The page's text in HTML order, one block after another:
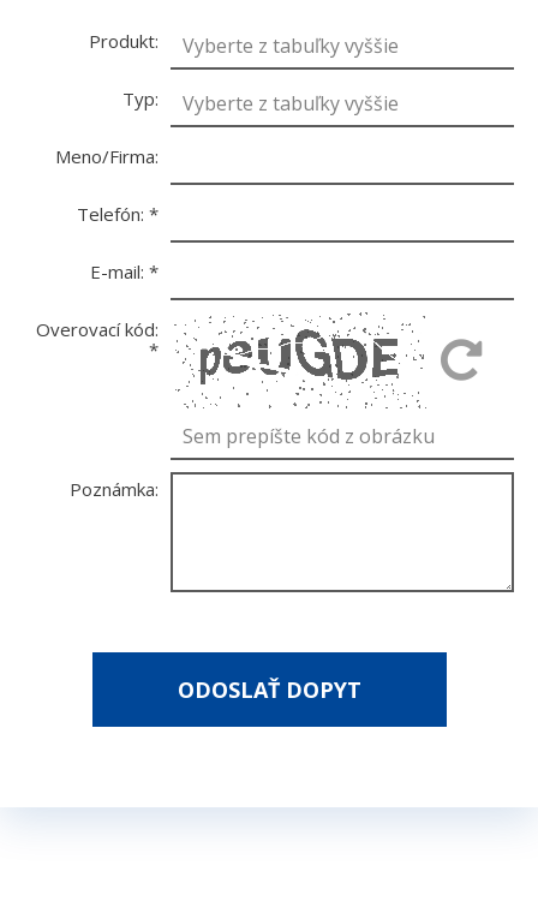
Produkt:
Typ:
Meno/Firma:
Telefón: *
E-mail: *
Overovací kód:
*
Poznámka: